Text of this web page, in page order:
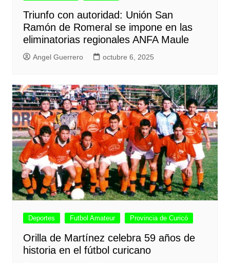
Triunfo con autoridad: Unión San
Ramón de Romeral se impone en las
eliminatorias regionales ANFA Maule
Angel Guerrero octubre 6, 2025
Deportes Futbol Amateur Provincia de Curicó
Orilla de Martínez celebra 59 años de
historia en el fútbol curicano